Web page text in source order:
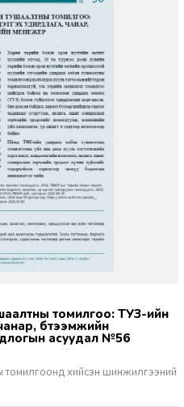
бүтээмжийн
асуудал №56
хийсэн шинжилгээний